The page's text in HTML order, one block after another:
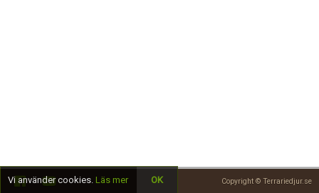
Copyright © Terrariedjur.se
Vi använder cookies. Läs mer OK